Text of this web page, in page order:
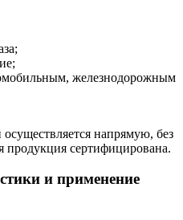
железнодорожным
напрямую, без
продукция сертифицирована.
и применение